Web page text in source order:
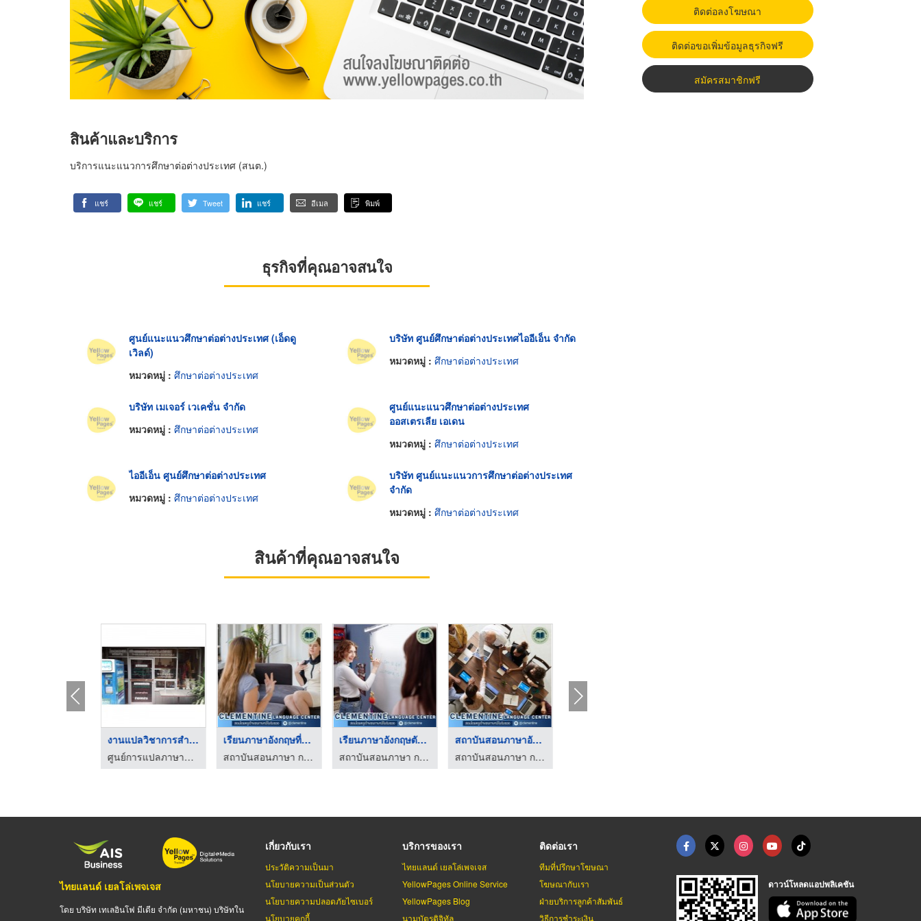
สินค้าและบริการ
บริการแนะแนวการศึกษาต่อต่างประเทศ (สนต.)
แชร์ แชร์ Tweet แชร์ อีเมล พิมพ์
ธุรกิจที่คุณอาจสนใจ
ศูนย์แนะแนวศึกษาต่อต่างประเทศ (เอ็ดดู
เวิลด์)
หมวดหมู่ : ศึกษาต่อต่างประเทศ
บริษัท ศูนย์ศึกษาต่อต่างประเทศไออีเอ็น จำกัด
หมวดหมู่ : ศึกษาต่อต่างประเทศ
บริษัท เมเจอร์ เวเคชั่น จำกัด
หมวดหมู่ : ศึกษาต่อต่างประเทศ
ศูนย์แนะแนวศึกษาต่อต่างประเทศ
ออสเตรเลีย เอเดน
หมวดหมู่ : ศึกษาต่อต่างประเทศ
ไออีเอ็น ศูนย์ศึกษาต่อต่างประเทศ
หมวดหมู่ : ศึกษาต่อต่างประเทศ
บริษัท ศูนย์แนะแนวการศึกษาต่อต่างประเทศ
จำกัด
หมวดหมู่ : ศึกษาต่อต่างประเทศ
สินค้าที่คุณอาจสนใจ
งานแปลวิชาการสำหรับน ...
ศูนย์การแปลภาษาต่างประเทศและโรงเรียน
เรียนภาษาอังกฤษที่ไห ...
สถาบันสอนภาษา กรุงเทพ - Clementine
เรียนภาษาอังกฤษตัวต่ ...
สถาบันสอนภาษา กรุงเทพ - Clementine
สถาบันสอนภาษาอังกฤษ ...
สถาบันสอนภาษา กรุงเทพ - Clementine
ติดต่อลงโฆษณา
ติดต่อขอเพิ่มข้อมูลธุรกิจฟรี
สมัครสมาชิกฟรี
ไทยแลนด์ เยลโล่เพจเจส
โดย บริษัท เทเลอินโฟ มีเดีย จำกัด (มหาชน) บริษัทใน
เกี่ยวกับเรา
ประวัติความเป็นมา
นโยบายความเป็นส่วนตัว
นโยบายความปลอดภัยไซเบอร์
นโยบายคุกกี้
บริการของเรา
ไทยแลนด์ เยลโล่เพจเจส
YellowPages Online Service
YellowPages Blog
นามบัตรดิจิทัล
ติดต่อเรา
ทีมที่ปรึกษาโฆษณา
โฆษณากับเรา
ฝ่ายบริการลูกค้าสัมพันธ์
วิธีการชำระเงิน
ดาวน์โหลดแอปพลิเคชัน